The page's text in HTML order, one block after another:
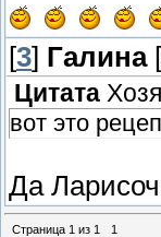
[3] Галина
Цитата
вот это
Да
Страница 1 из 1 1